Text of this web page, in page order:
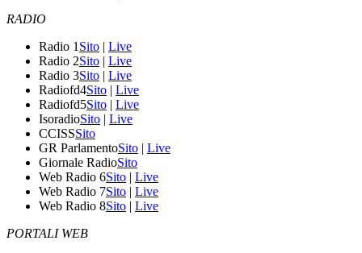
RADIO
Radio 1 Sito | Live
Radio 2Sito | Live
Radio 3Sito | Live
Radiofd4Sito | Live
Radiofd5Sito | Live
IsoradioSito | Live
CCISSSito
GR ParlamentoSito | Live
Giornale RadioSito
Web Radio 6Sito | Live
Web Radio 7Sito | Live
Web Radio 8Sito | Live
PORTALI WEB